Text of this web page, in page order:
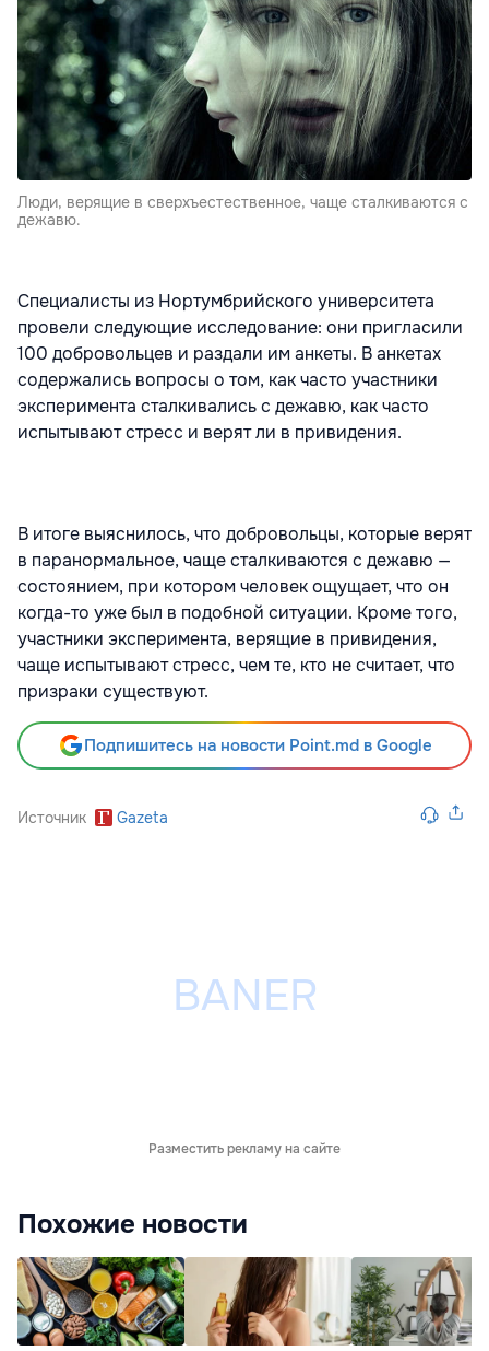
Люди, верящие в сверхъестественное, чаще сталкиваются с
дежавю.
Специалисты из Нортумбрийского университета
провели следующие исследование: они пригласили
100 добровольцев и раздали им анкеты. В анкетах
содержались вопросы о том, как часто участники
эксперимента сталкивались с дежавю, как часто
испытывают стресс и верят ли в привидения.
В итоге выяснилось, что добровольцы, которые верят
в паранормальное, чаще сталкиваются с дежавю —
состоянием, при котором человек ощущает, что он
когда-то уже был в подобной ситуации. Кроме того,
участники эксперимента, верящие в привидения,
чаще испытывают стресс, чем те, кто не считает, что
призраки существуют.
Подпишитесь на новости Point.md в Google
Источник Gazeta
Разместить рекламу на сайте
Похожие новости